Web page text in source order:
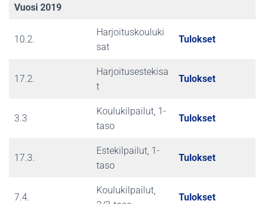
Vuosi 2019
10.2.
Harjoituskouluki
sat
Tulokset
17.2.
Harjoitusestekisa
t
Tulokset
3.3
Koulukilpailut, 1-
taso
Tulokset
17.3.
Estekilpailut, 1-
taso
Tulokset
7.4.
Koulukilpailut,
Tulokset